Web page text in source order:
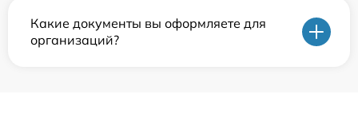
Какие документы вы оформляете для
организаций?